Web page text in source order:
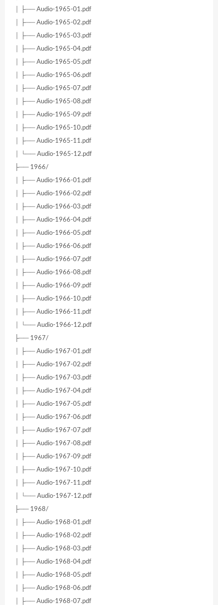
│ ├── Audio-1965-01.pdf
│ ├── Audio-1965-02.pdf
│ ├── Audio-1965-03.pdf
│ ├── Audio-1965-04.pdf
│ ├── Audio-1965-05.pdf
│ ├── Audio-1965-06.pdf
│ ├── Audio-1965-07.pdf
│ ├── Audio-1965-08.pdf
│ ├── Audio-1965-09.pdf
│ ├── Audio-1965-10.pdf
│ ├── Audio-1965-11.pdf
│ └── Audio-1965-12.pdf
├── 1966/
│ ├── Audio-1966-01.pdf
│ ├── Audio-1966-02.pdf
│ ├── Audio-1966-03.pdf
│ ├── Audio-1966-04.pdf
│ ├── Audio-1966-05.pdf
│ ├── Audio-1966-06.pdf
│ ├── Audio-1966-07.pdf
│ ├── Audio-1966-08.pdf
│ ├── Audio-1966-09.pdf
│ ├── Audio-1966-10.pdf
│ ├── Audio-1966-11.pdf
│ └── Audio-1966-12.pdf
├── 1967/
│ ├── Audio-1967-01.pdf
│ ├── Audio-1967-02.pdf
│ ├── Audio-1967-03.pdf
│ ├── Audio-1967-04.pdf
│ ├── Audio-1967-05.pdf
│ ├── Audio-1967-06.pdf
│ ├── Audio-1967-07.pdf
│ ├── Audio-1967-08.pdf
│ ├── Audio-1967-09.pdf
│ ├── Audio-1967-10.pdf
│ ├── Audio-1967-11.pdf
│ └── Audio-1967-12.pdf
├── 1968/
│ ├── Audio-1968-01.pdf
│ ├── Audio-1968-02.pdf
│ ├── Audio-1968-03.pdf
│ ├── Audio-1968-04.pdf
│ ├── Audio-1968-05.pdf
│ ├── Audio-1968-06.pdf
│ ├── Audio-1968-07.pdf